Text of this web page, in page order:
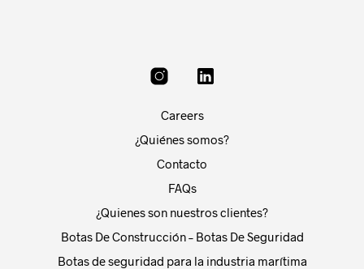
Careers
¿Quiénes somos?
Contacto
FAQs
¿Quienes son nuestros clientes?
Botas De Construcción – Botas De Seguridad
Botas de seguridad para la industria marítima